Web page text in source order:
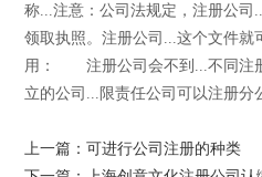
称...注意：公司法规定，注册公
领取执照。注册公司...这个文件就
用： 注册公司会不到...不同注
立的公司...限责任公司可以注册分
上一篇：可进行公司注册的种类